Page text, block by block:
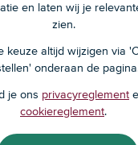
aan
kan het iets langer
is overgeboekt of op
en laten wij je
zien.
keuze altijd wijzigen via
onderaan de
je ons privacyreglement
cookiereglement.